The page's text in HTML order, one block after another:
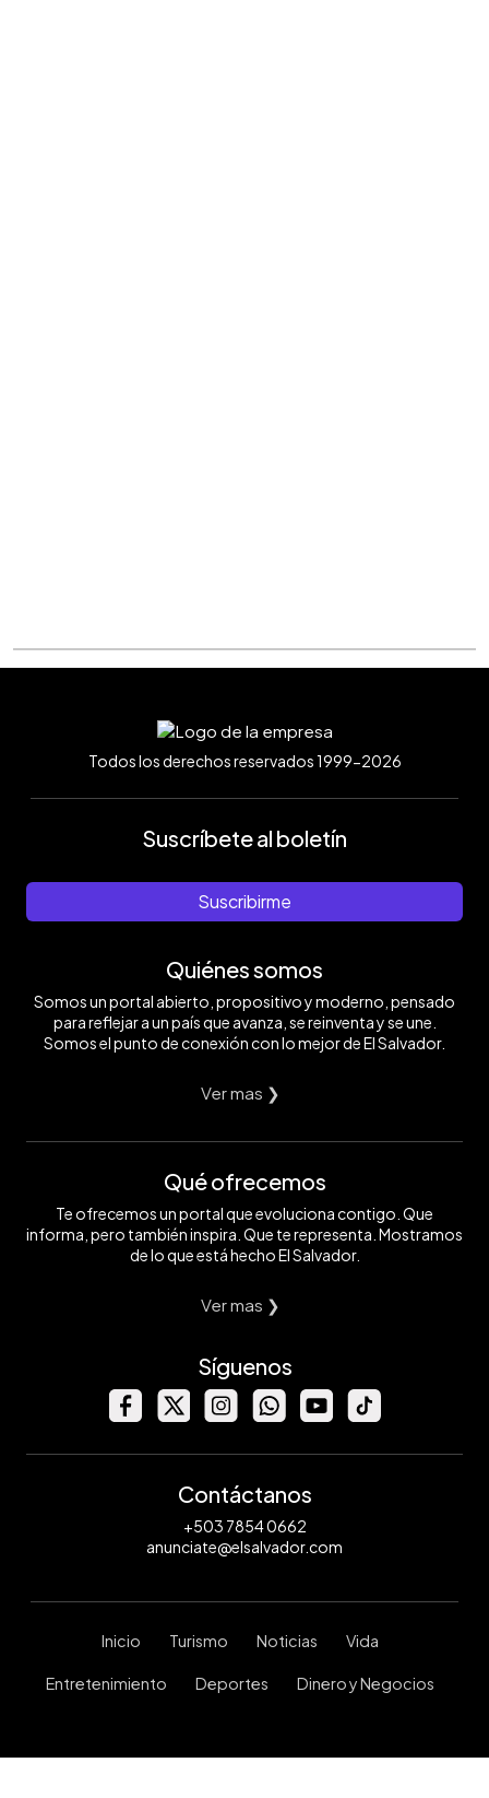
Todos los derechos reservados 1999-2026
Suscríbete al boletín
Suscribirme
Quiénes somos
Somos un portal abierto, propositivo y moderno, pensado
para reflejar a un país que avanza, se reinventa y se une.
Somos el punto de conexión con lo mejor de El Salvador.
Ver mas ❯
Qué ofrecemos
Te ofrecemos un portal que evoluciona contigo. Que
informa, pero también inspira. Que te representa. Mostramos
de lo que está hecho El Salvador.
Ver mas ❯
Síguenos
Contáctanos
+503 7854 0662
anunciate@elsalvador.com
Inicio Turismo Noticias Vida
Entretenimiento Deportes Dinero y Negocios